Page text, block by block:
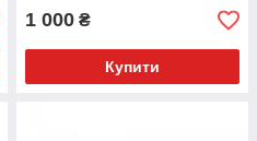
1 000 ₴
Купити